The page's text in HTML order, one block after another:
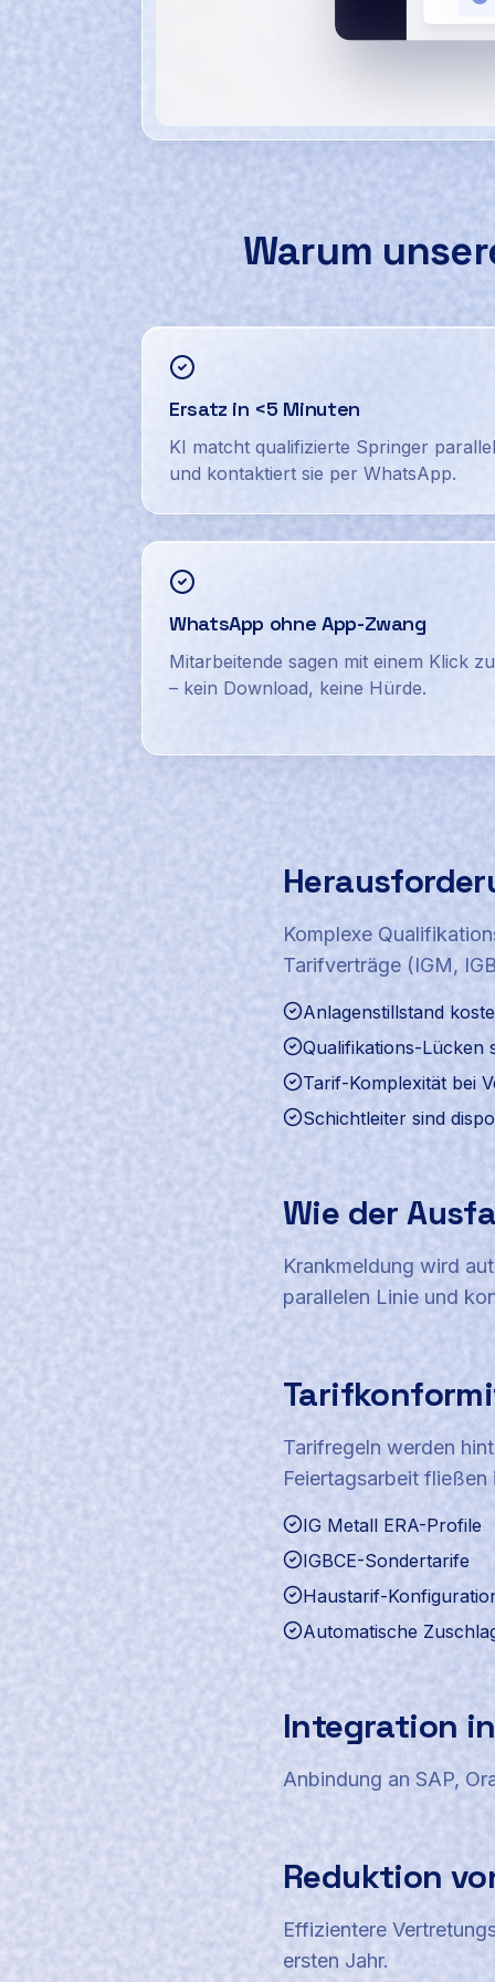
Screenshot des Ausfallmanager-
Warum
Ersatz in <5 Minuten
KI matcht qualifizierte Springer parallel
und kontaktiert sie per WhatsApp.
WhatsApp ohne App-Zwang
Mitarbeitende sagen mit einem Klick zu
– kein Download, keine Hürde.
Komplexe
Tarifverträge (IGM,
Anlagenstillstand
Qualifikations-Lücken
Tarif-Komplexität bei
Schichtleiter sind
Wie der
Krankmeldung wird
parallelen Linie und
Tarifregeln werden
Feiertagsarbeit
IG Metall ERA-Profile
IGBCE-Sondertarife
Haustarif-
Automatische
Integration in
Anbindung an SAP,
Reduktion
Effizientere
ersten Jahr.